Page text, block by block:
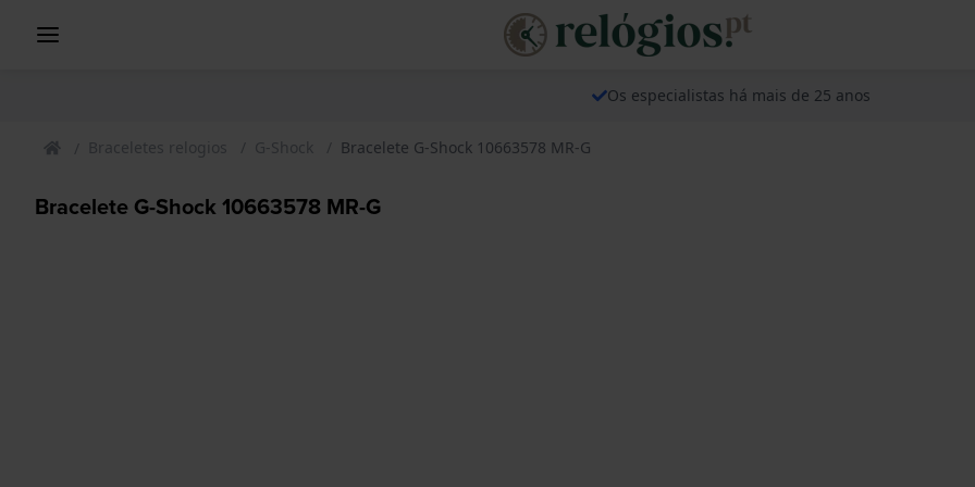
Os especialistas há mais de 25 anos
Braceletes relogios G-Shock Bracelete G-Shock 10663578 MR-G
Bracelete G-Shock 10663578 MR-G